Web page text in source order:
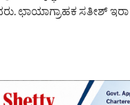
ಛಾಯಾಗ್ರಾಹಕ ಸತೀಶ್